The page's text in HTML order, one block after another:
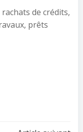
rachats de crédits,
prêts